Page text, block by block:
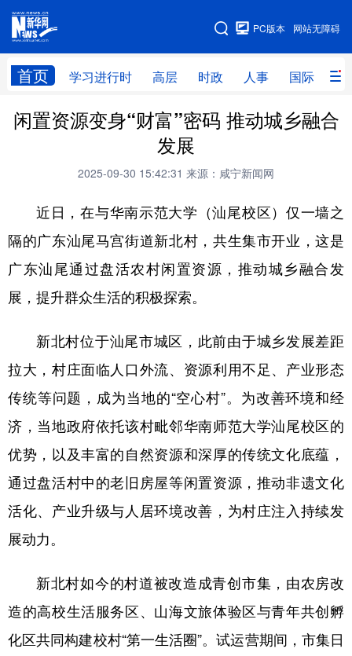
网站无障碍
PC版本
首页 学习进行时 高层 时政 人事 国际 财
网站地图
学习进行时 高层 时政 人事
全球连线
科技 科创 量子 体育
文化 书画 健康 军事
食品 人居 信息化 数字经济
学术中国 乡村振兴 银龄 溯源中国
彩票 娱乐 时尚 悦读
公益 一带一路 亚太网 上市公司
文化产业
地方频道
北京 天津 河北 山西
辽宁 吉林 上海 江苏
闲置资源变身“财富”密码 推动城乡融合
发展
2025-09-30 15:42:31 来源：咸宁新闻网
近日，在与华南示范大学（汕尾校区）仅一墙之
隔的广东汕尾马宫街道新北村，共生集市开业，这是
广东汕尾通过盘活农村闲置资源，推动城乡融合发
展，提升群众生活的积极探索。
新北村位于汕尾市城区，此前由于城乡发展差距
拉大，村庄面临人口外流、资源利用不足、产业形态
传统等问题，成为当地的“空心村”。为改善环境和经
济，当地政府依托该村毗邻华南师范大学汕尾校区的
优势，以及丰富的自然资源和深厚的传统文化底蕴，
通过盘活村中的老旧房屋等闲置资源，推动非遗文化
活化、产业升级与人居环境改善，为村庄注入持续发
展动力。
新北村如今的村道被改造成青创市集，由农房改
造的高校生活服务区、山海文旅体验区与青年共创孵
化区共同构建校村“第一生活圈”。试运营期间，市集日